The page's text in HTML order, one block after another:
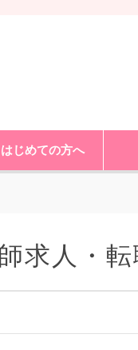
はじめての方へ
求人・